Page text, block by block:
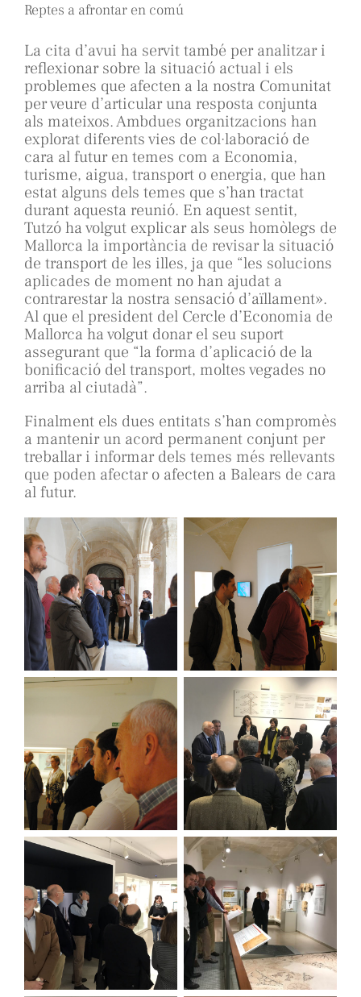
Reptes a afrontar en comú
La cita d’avui ha servit també per analitzar i
reflexionar sobre la situació actual i els
problemes que afecten a la nostra Comunitat
per veure d’articular una resposta conjunta
als mateixos. Ambdues organitzacions han
explorat diferents vies de col·laboració de
cara al futur en temes com a Economia,
turisme, aigua, transport o energia, que han
estat alguns dels temes que s’han tractat
durant aquesta reunió. En aquest sentit,
Tutzó ha volgut explicar als seus homòlegs de
Mallorca la importància de revisar la situació
de transport de les illes, ja que “les solucions
aplicades de moment no han ajudat a
contrarestar la nostra sensació d’aïllament».
Al que el president del Cercle d’Economia de
Mallorca ha volgut donar el seu suport
assegurant que “la forma d’aplicació de la
bonificació del transport, moltes vegades no
arriba al ciutadà”.
Finalment els dues entitats s’han compromès
a mantenir un acord permanent conjunt per
treballar i informar dels temes més rellevants
que poden afectar o afecten a Balears de cara
al futur.